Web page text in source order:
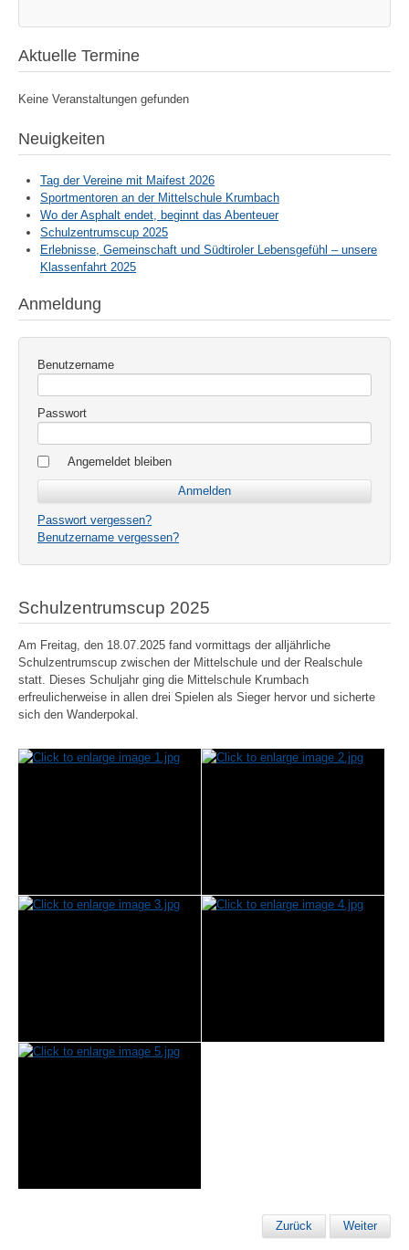
Aktuelle Termine
Keine Veranstaltungen gefunden
Neuigkeiten
Tag der Vereine mit Maifest 2026
Sportmentoren an der Mittelschule Krumbach
Wo der Asphalt endet, beginnt das Abenteuer
Schulzentrumscup 2025
Erlebnisse, Gemeinschaft und Südtiroler Lebensgefühl – unsere
Klassenfahrt 2025
Anmeldung
Benutzername
Passwort
Angemeldet bleiben
Passwort vergessen?
Benutzername vergessen?
Schulzentrumscup 2025
Am Freitag, den 18.07.2025 fand vormittags der alljährliche
Schulzentrumscup zwischen der Mittelschule und der Realschule
statt. Dieses Schuljahr ging die Mittelschule Krumbach
erfreulicherweise in allen drei Spielen als Sieger hervor und sicherte
sich den Wanderpokal.
Zurück Weiter